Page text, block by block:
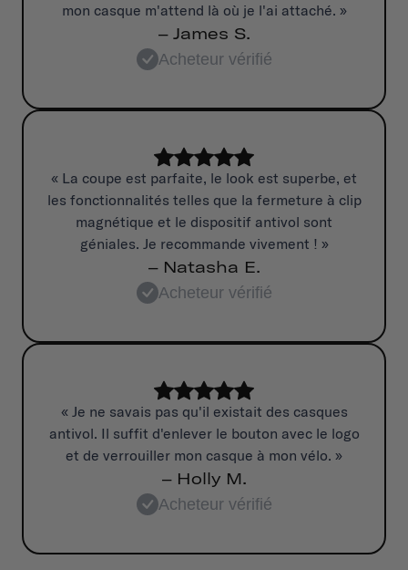
mon casque m'attend là où je l'ai attaché. »
– James S.
Acheteur vérifié
« La coupe est parfaite, le look est superbe, et
les fonctionnalités telles que la fermeture à clip
magnétique et le dispositif antivol sont
géniales. Je recommande vivement ! »
– Natasha E.
Acheteur vérifié
« Je ne savais pas qu'il existait des casques
antivol. Il suffit d'enlever le bouton avec le logo
et de verrouiller mon casque à mon vélo. »
– Holly M.
Acheteur vérifié